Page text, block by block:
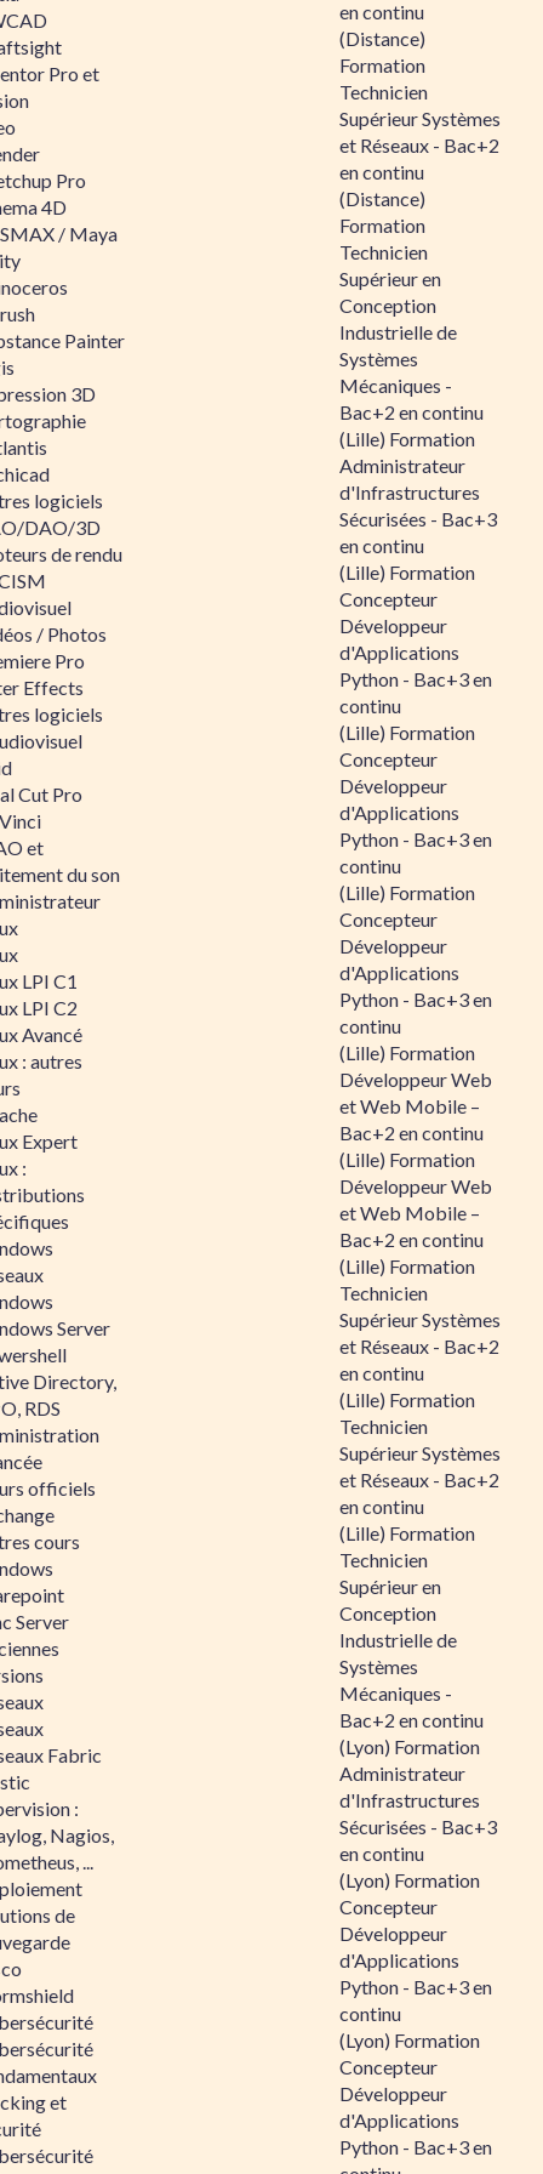
Pro et
Pro
4D
/ Maya
Painter
3D
logiciels
DAO/3D
de rendu
/ Photos
Pro
Effects
logiciels
Cut Pro
et
du son
LPI C1
LPI C2
Avancé
: autres
Expert
:
Server
Directory,
RDS
officiels
cours
Server
Fabric
:
Nagios,
...
de
et
en continu
(Distance)
Formation
Technicien
Supérieur Systèmes
et Réseaux - Bac+2
en continu
(Distance)
Formation
Technicien
Supérieur en
Conception
Industrielle de
Systèmes
Mécaniques -
Bac+2 en continu
(Lille) Formation
Administrateur
d'Infrastructures
Sécurisées - Bac+3
en continu
(Lille) Formation
Concepteur
Développeur
d'Applications
Python - Bac+3 en
continu
(Lille) Formation
Concepteur
Développeur
d'Applications
Python - Bac+3 en
continu
(Lille) Formation
Concepteur
Développeur
d'Applications
Python - Bac+3 en
continu
(Lille) Formation
Développeur Web
et Web Mobile –
Bac+2 en continu
(Lille) Formation
Développeur Web
et Web Mobile –
Bac+2 en continu
(Lille) Formation
Technicien
Supérieur Systèmes
et Réseaux - Bac+2
en continu
(Lille) Formation
Technicien
Supérieur Systèmes
et Réseaux - Bac+2
en continu
(Lille) Formation
Technicien
Supérieur en
Conception
Industrielle de
Systèmes
Mécaniques -
Bac+2 en continu
(Lyon) Formation
Administrateur
d'Infrastructures
Sécurisées - Bac+3
en continu
(Lyon) Formation
Concepteur
Développeur
d'Applications
Python - Bac+3 en
continu
(Lyon) Formation
Concepteur
Développeur
d'Applications
Python - Bac+3 en